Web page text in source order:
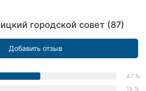
городской совет (87)
Добавить отзыв
47 %
15 %